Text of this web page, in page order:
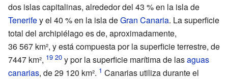
dos islas capitalinas, alrededor del 43 % en la isla de
Tenerifey el 40 % en la isla deGran Canaria. La superficie
total del archipiélago es de, aproximadamente,
36567 km², y está compuesta por la superficie terrestre, de
7447 km², y por la superficie marítima de lasaguas
canarias, de 29 120 km².
Canarias utiliza durante el